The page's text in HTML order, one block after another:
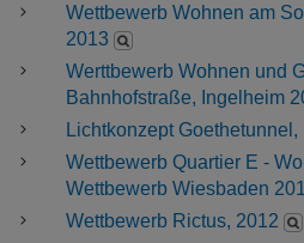
Wettbewerb Wohnen am
2013
Werttbewerb Wohnen und
Bahnhofstraße, Ingelheim
Lichtkonzept Goethetunnel,
Wettbewerb Quartier E -
Wettbewerb Wiesbaden
Wettbewerb Rictus, 2012